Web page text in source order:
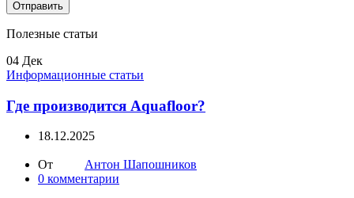
Полезные статьи
04 Дек
Информационные статьи
Где производится Aquafloor?
18.12.2025
От
Антон Шапошников
0 комментарии